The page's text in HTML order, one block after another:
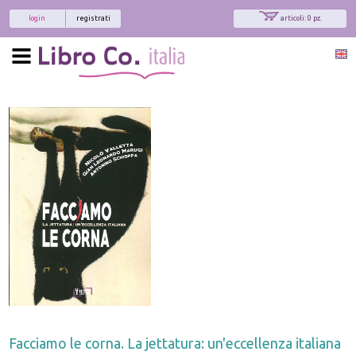
articoli: 0 pz.
registrati
login
Facciamo le corna. La jettatura: un'eccellenza italiana